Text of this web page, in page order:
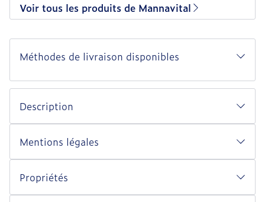
Voir tous les produits de Mannavital
Méthodes de livraison disponibles
Description
Mentions légales
Propriétés